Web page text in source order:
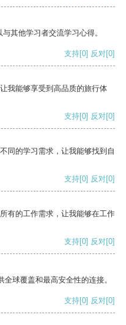
其他学习者交流学习心得。
支持[0] 反对[0]
我能够享受到高品质的旅行体
支持[0] 反对[0]
同的学习需求，让我能够找到自
支持[0] 反对[0]
有的工作需求，让我能够在工作
支持[0] 反对[0]
球覆盖和最高安全性的连接。
支持[0] 反对[0]